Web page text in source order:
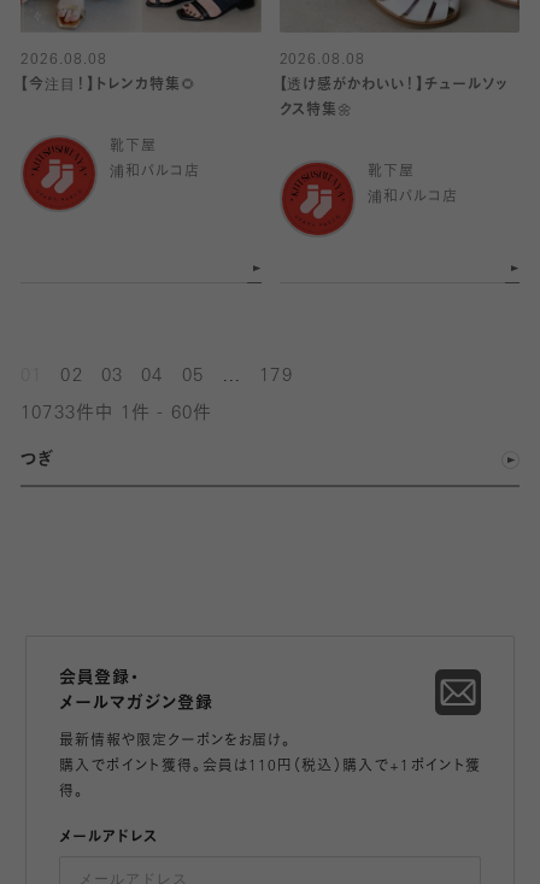
2026.08.08
【今注目！】トレンカ特集🌻
靴下屋
浦和パルコ店
2026.08.08
【透け感がかわいい！】チュールソッ
クス特集🌼
靴下屋
浦和パルコ店
02 03 04 05 179
10733件中 1件 - 60件
つぎ
会員登録・
メールマガジン登録
最新情報や限定クーポンをお届け。
購入でポイント獲得。会員は110円（税込）購入で+1ポイント獲
得。
メールアドレス